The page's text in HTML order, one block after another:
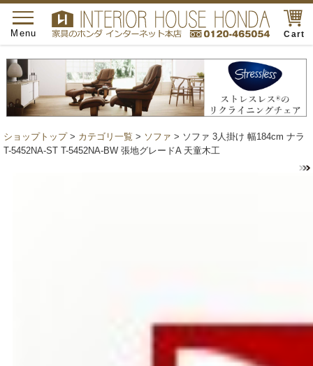
Cart
toggle
navigation
Menu
ショップトップ> カテゴリ一覧 > ソファ > ソファ 3人掛け 幅184cm ナラ
T-5452NA-ST T-5452NA-BW 張地グレードA 天童木工